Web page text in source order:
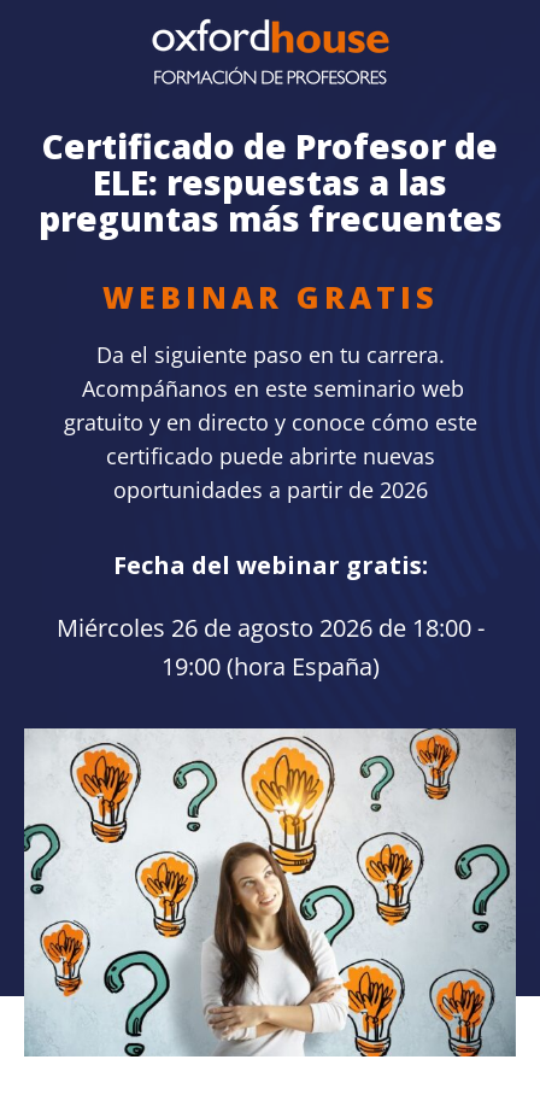
Certificado de Profesor de
ELE: respuestas a las
preguntas más frecuentes
WEBINAR GRATIS
Da el siguiente paso en tu carrera.
Acompáñanos en este seminario web
gratuito y en directo y conoce cómo este
certificado puede abrirte nuevas
oportunidades a partir de 2026
Fecha del webinar gratis:
Miércoles 26 de agosto 2026 de 18:00 -
19:00 (hora España)